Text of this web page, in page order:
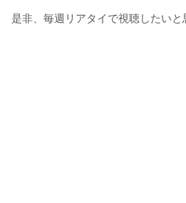
是非、毎週リアタイで視聴したいと